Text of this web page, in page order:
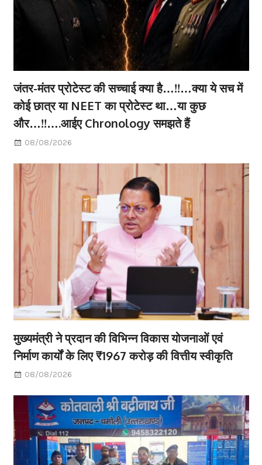
जंतर-मंतर प्रोटेस्ट की सच्चाई क्या है…!!…क्या ये सच में
कोई छात्र या NEET का प्रोटेस्ट था…या कुछ
और…!!….आईए Chronology समझते हैं
08/08/2026
मुख्यमंत्री ने प्रदान की विभिन्न विकास योजनाओं एवं
निर्माण कार्यों के लिए ₹1967 करोड़ की वित्तीय स्वीकृति
08/08/2026